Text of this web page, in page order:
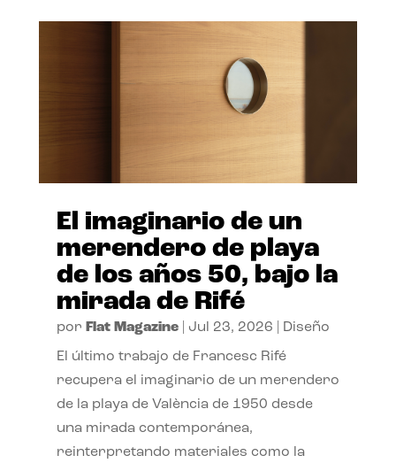
El imaginario de un
merendero de playa
de los años 50, bajo la
mirada de Rifé
por Flat Magazine| Jul 23, 2026 Diseño
El último trabajo de Francesc Rifé
recupera el imaginario de un merendero
de la playa de València de 1950 desde
una mirada contemporánea,
reinterpretando materiales como la